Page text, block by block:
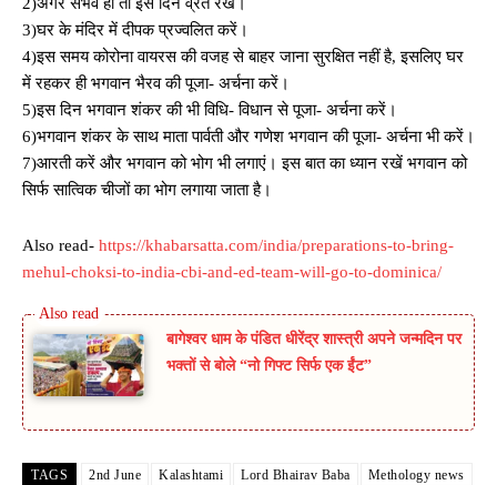
3)घर के मंदिर में दीपक प्रज्वलित करें।
4)इस समय कोरोना वायरस की वजह से बाहर जाना सुरक्षित नहीं है, इसलिए घर
में रहकर ही भगवान भैरव की पूजा- अर्चना करें।
5)इस दिन भगवान शंकर की भी विधि- विधान से पूजा- अर्चना करें।
6)भगवान शंकर के साथ माता पार्वती और गणेश भगवान की पूजा- अर्चना भी करें।
7)आरती करें और भगवान को भोग भी लगाएं। इस बात का ध्यान रखें भगवान को
सिर्फ सात्विक चीजों का भोग लगाया जाता है।
Also read- https://khabarsatta.com/india/preparations-to-bring-
mehul-choksi-to-india-cbi-and-ed-team-will-go-to-dominica/
बागेश्वर धाम के पंडित धीरेंद्र शास्त्री अपने जन्मदिन पर
भक्तों से बोले “नो गिफ्ट सिर्फ एक ईंट”
TAGS 2nd June Kalashtami Lord Bhairav ​​Baba Methology news